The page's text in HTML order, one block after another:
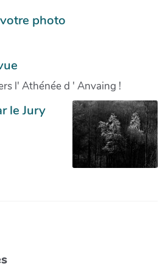
photo
l' Athénée d ' Anvaing !
le Jury